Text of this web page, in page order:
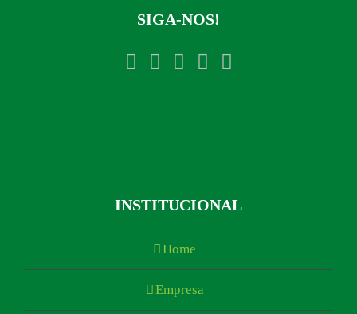
SIGA-NOS!
INSTITUCIONAL
Home
Empresa